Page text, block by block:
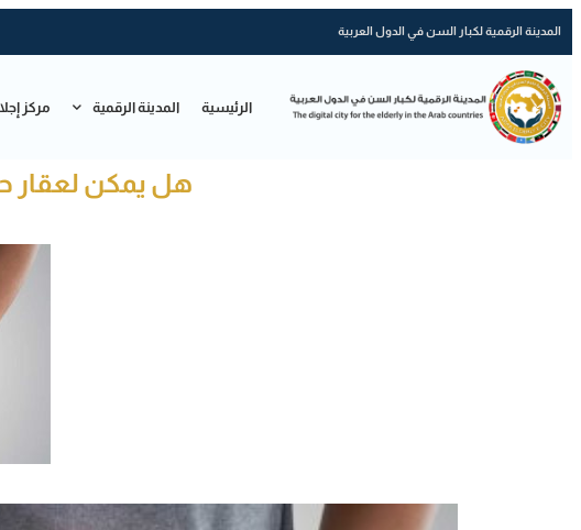
المدينة الرقمية لكبار السن في الدول العربية
الرئيسية المدينة الرقمية مركز
هل يمكن لعقار